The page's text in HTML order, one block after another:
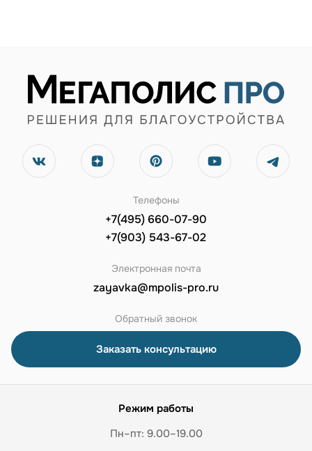
Телефоны
+7(495) 660-07-90
+7(903) 543-67-02
Электронная почта
zayavka@mpolis-pro.ru
Обратный звонок
Заказать консультацию
Режим работы
Пн–пт: 9.00–19.00